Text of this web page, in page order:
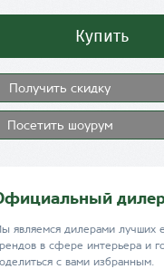
Купить
Получить скидку
Посетить шоурум
являемся дилерами лучших
в сфере интерьера и
с вами избранным.